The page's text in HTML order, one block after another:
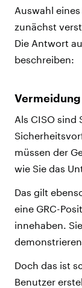
Auswahl
zunächst
Die Antwort
beschreiben:
Als CISO
müssen der
wie Sie das
Das gilt
eine GRC-
innehaben.
Doch das ist
Benutzer